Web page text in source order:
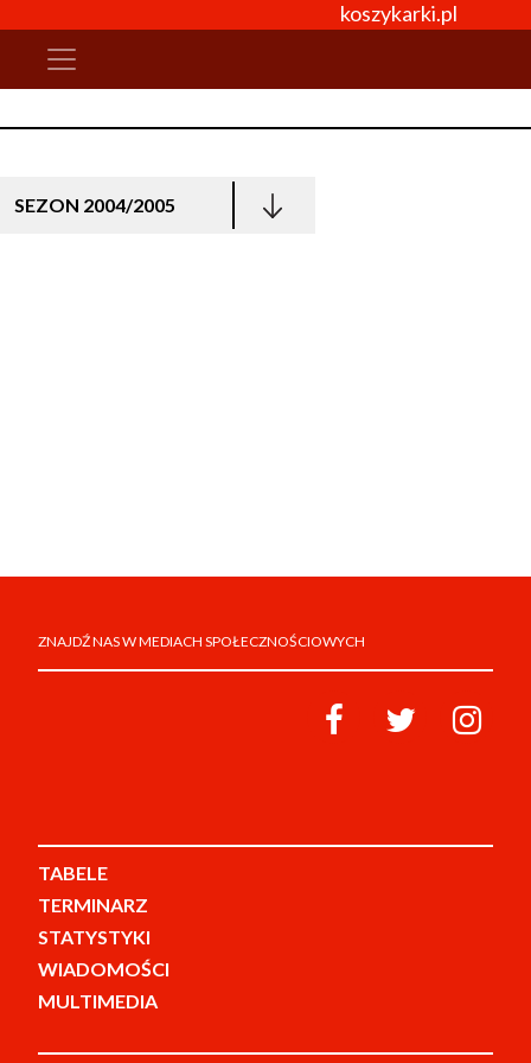
koszykarki.pl
SEZON 2004/2005
ZNAJDŹ NAS W MEDIACH SPOŁECZNOŚCIOWYCH
TABELE
TERMINARZ
STATYSTYKI
WIADOMOŚCI
MULTIMEDIA